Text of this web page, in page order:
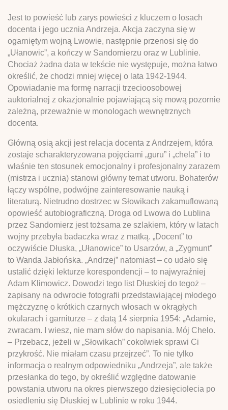
Jest to powieść lub zarys powieści z kluczem o losach
docenta i jego ucznia Andrzeja. Akcja zaczyna się w
ogarniętym wojną Lwowie, następnie przenosi się do
„Ułanowic”, a kończy w Sandomierzu oraz w Lublinie.
Chociaż żadna data w tekście nie występuje, można łatwo
określić, że chodzi mniej więcej o lata 1942-1944.
Opowiadanie ma formę narracji trzecioosobowej
auktorialnej z okazjonalnie pojawiającą się mową pozornie
zależną, przeważnie w monologach wewnętrznych
docenta.
Główną osią akcji jest relacja docenta z Andrzejem, która
zostaje scharakteryzowana pojęciami „guru” i „chela” i to
właśnie ten stosunek emocjonalny i profesjonalny zarazem
(mistrza i ucznia) stanowi główny temat utworu. Bohaterów
łączy wspólne, podwójne zainteresowanie nauką i
literaturą. Nietrudno dostrzec w Słowikach zakamuflowaną
opowieść autobiograficzną. Droga od Lwowa do Lublina
przez Sandomierz jest tożsama ze szlakiem, który w latach
wojny przebyła badaczka wraz z matką. „Docent” to
oczywiście Dłuska, „Ułanowice” to Usarzów, a „Zygmunt”
to Wanda Jabłońska. „Andrzej” natomiast – co udało się
ustalić dzięki lekturze korespondencji – to najwyraźniej
Adam Klimowicz. Dowodzi tego list Dłuskiej do tegoż –
zapisany na odwrocie fotografii przedstawiającej młodego
mężczyznę o krótkich czarnych włosach w okrągłych
okularach i garniturze – z datą 14 sierpnia 1954: „Adamie,
zwracam. I wiesz, nie mam słów do napisania. Mój Chelo.
– Przebacz, jeżeli w „Słowikach” cokolwiek sprawi Ci
przykrość. Nie miałam czasu przejrzeć”. To nie tylko
informacja o realnym odpowiedniku „Andrzeja”, ale także
przesłanka do tego, by określić względne datowanie
powstania utworu na okres pierwszego dziesięciolecia po
osiedleniu się Dłuskiej w Lublinie w roku 1944.